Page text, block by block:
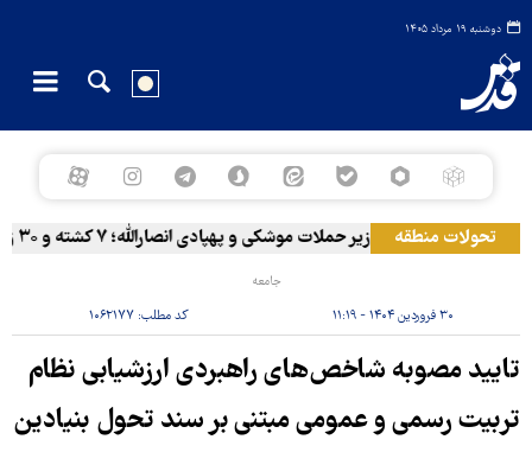
دوشنبه ۱۹ مرداد ۱۴۰۵
تحولات منطقهالمخا زیر حملات موشکی و پهپادی انصارالله؛ ۷ کشته و ۳۰ زخمی
جامعه
۳۰ فروردین ۱۴۰۴ - ۱۱:۱۹ کد مطلب: ۱۰۶۲۱۷۷
تایید مصوبه شاخص‌های راهبردی ارزشیابی نظام
تربیت رسمی‌ و عمومی مبتنی بر سند تحول بنیادین